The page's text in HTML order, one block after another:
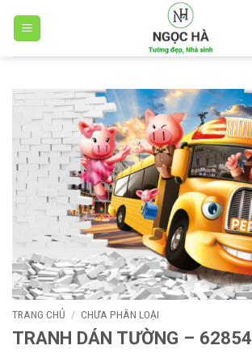
TRANG CHỦ / CHƯA PHÂN LOẠI
TRANH DÁN TƯỜNG – 62854